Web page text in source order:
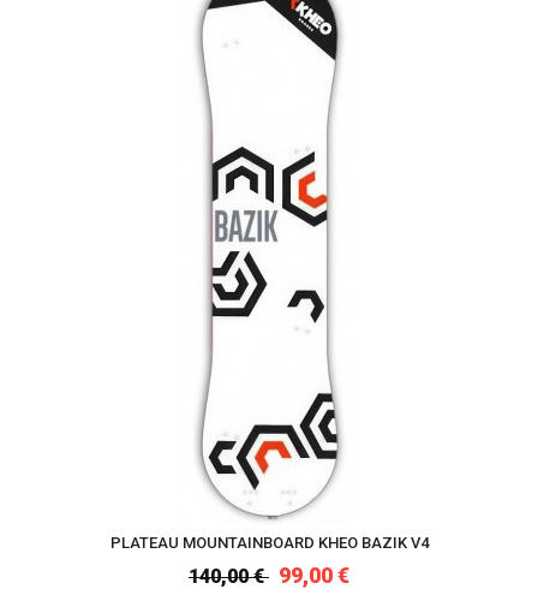
PLATEAU MOUNTAINBOARD KHEO BAZIK V4
140,00 € 99,00 €